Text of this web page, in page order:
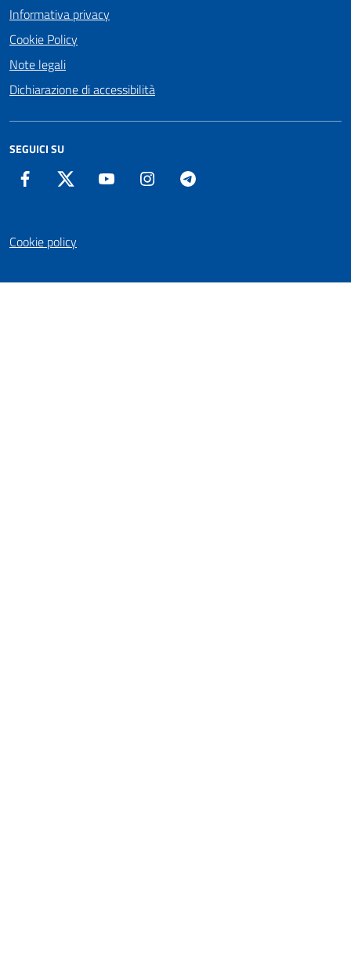
Informativa privacy
Cookie Policy
Note legali
Dichiarazione di accessibilità
SEGUICI SU
Facebook Twitter YouTube Instagram
Cookie policy